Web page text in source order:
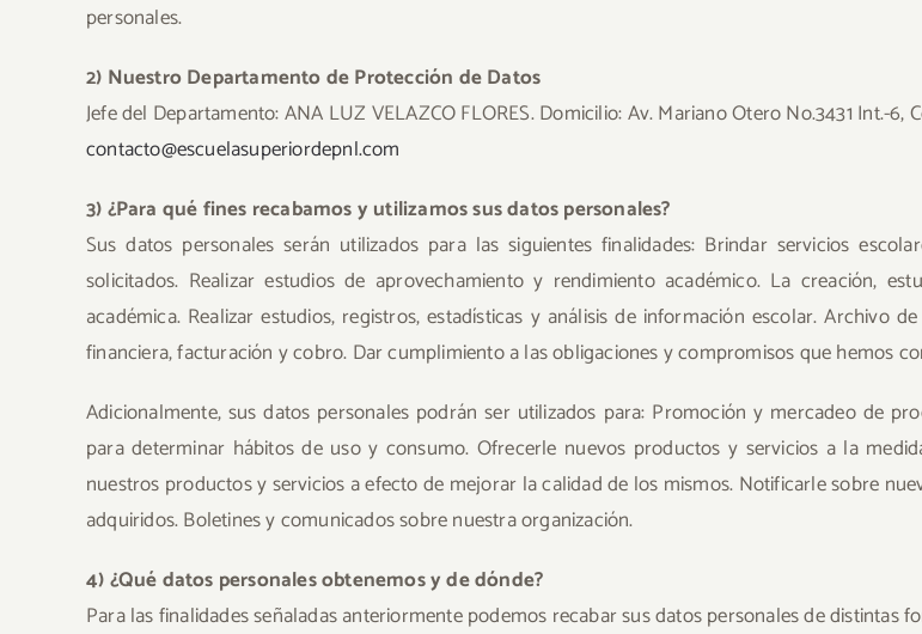
personales.
2) Nuestro Departamento de Protección de Datos
Jefe del Departamento: ANA LUZ VELAZCO FLORES. Domicilio: Av. Mariano Otero No.3431 Int.-
contacto@escuelasuperiordepnl.com
3) ¿Para qué fines recabamos y utilizamos sus datos personales?
Sus datos personales serán utilizados para las siguientes finalidades: Brindar servicios
solicitados. Realizar estudios de aprovechamiento y rendimiento académico. La creación,
académica. Realizar estudios, registros, estadísticas y análisis de información escolar. Archivo
financiera, facturación y cobro. Dar cumplimiento a las obligaciones y compromisos que hemos
Adicionalmente, sus datos personales podrán ser utilizados para: Promoción y mercadeo de
para determinar hábitos de uso y consumo. Ofrecerle nuevos productos y servicios a la
nuestros productos y servicios a efecto de mejorar la calidad de los mismos. Notificarle sobre
adquiridos. Boletines y comunicados sobre nuestra organización.
4) ¿Qué datos personales obtenemos y de dónde?
Para las finalidades señaladas anteriormente podemos recabar sus datos personales de distintas